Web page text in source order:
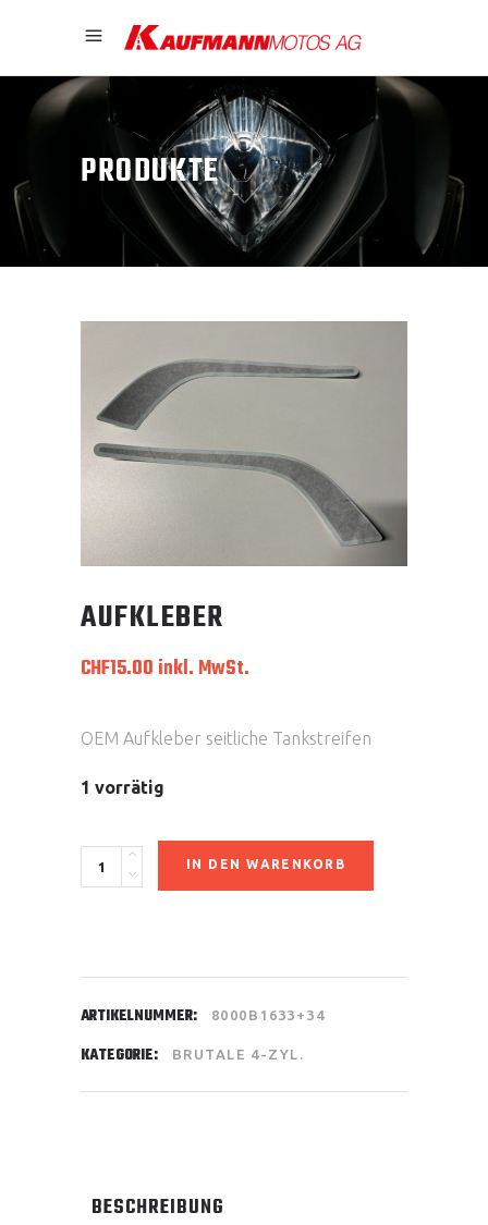
PRODUKTE
AUFKLEBER
CHF15.00 inkl. MwSt.
OEM Aufkleber seitliche Tankstreifen
1 vorrätig
Aufkleber
quantity
IN DEN WARENKORB
ARTIKELNUMMER: 8000B1633+34
KATEGORIE: BRUTALE 4-ZYL.
BESCHREIBUNG